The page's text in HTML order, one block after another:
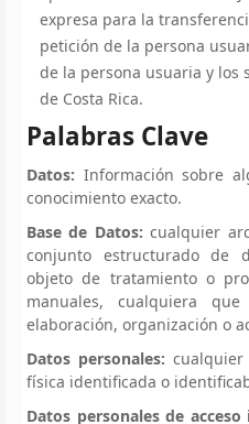
expresa para la
petición de la persona
de la persona usuaria y los
de Costa Rica.
Palabras Clave
Datos: Información sobre
conocimiento exacto.
Base de Datos: cualquier
conjunto estructurado de
objeto de tratamiento o
manuales, cualquiera
elaboración, organización o
Datos personales:
física identificada o
Datos personales de